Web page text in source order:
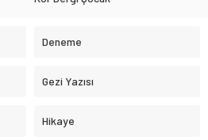
Deneme
Gezi Yazısı
Hikaye